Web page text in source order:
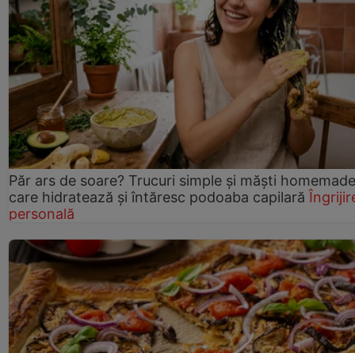
Păr ars de soare? Trucuri simple și măști homemade
care hidratează și întăresc podoaba capilară
personală